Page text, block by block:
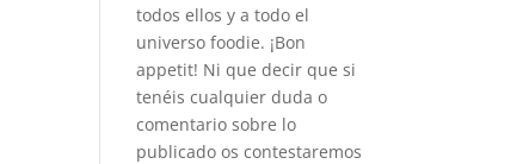
todos ellos y a todo el
universo foodie. ¡Bon
appetit! Ni que decir que si
tenéis cualquier duda o
comentario sobre lo
publicado os contestaremos